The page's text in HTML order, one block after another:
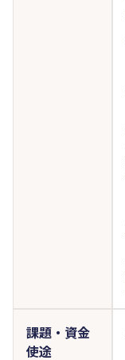
課題・資金
使途